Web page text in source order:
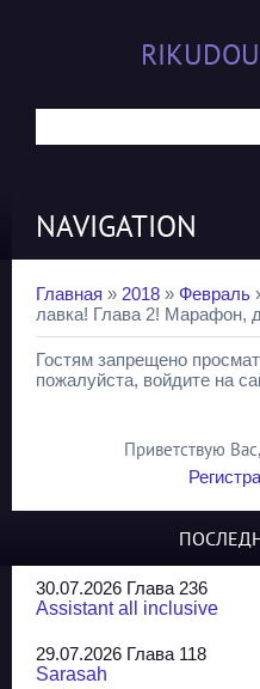
NAVIGATION
Главная » 2018 » Февраль
лавка! Глава 2! Марафон,
Гостям запрещено
пожалуйста, войдите на
Приветствую Вас,
30.07.2026 Глава 236
Assistant all inclusive
29.07.2026 Глава 118
Sarasah